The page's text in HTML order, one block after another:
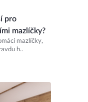
pro
mazlíčky?
mazlíčky,
h..